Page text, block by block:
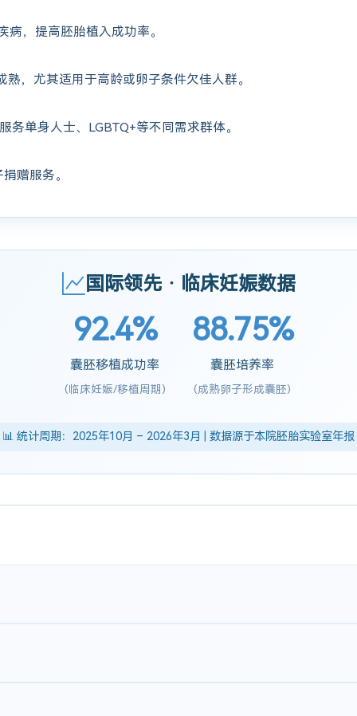
病，提高胚胎植入成功率。
熟，尤其适用于高龄或卵子条件欠佳人群。
务单身人士、LGBTQ+等不同需求群体。
赠服务。
国际领先 · 临床妊娠数据
92.4%
囊胚移植成功率
(临床妊娠/移植周期)
88.75%
囊胚培养率
(成熟卵子形成囊胚)
📊 统计周期：2025年10月 – 2026年3月 | 数据源于本院胚胎实验室年报